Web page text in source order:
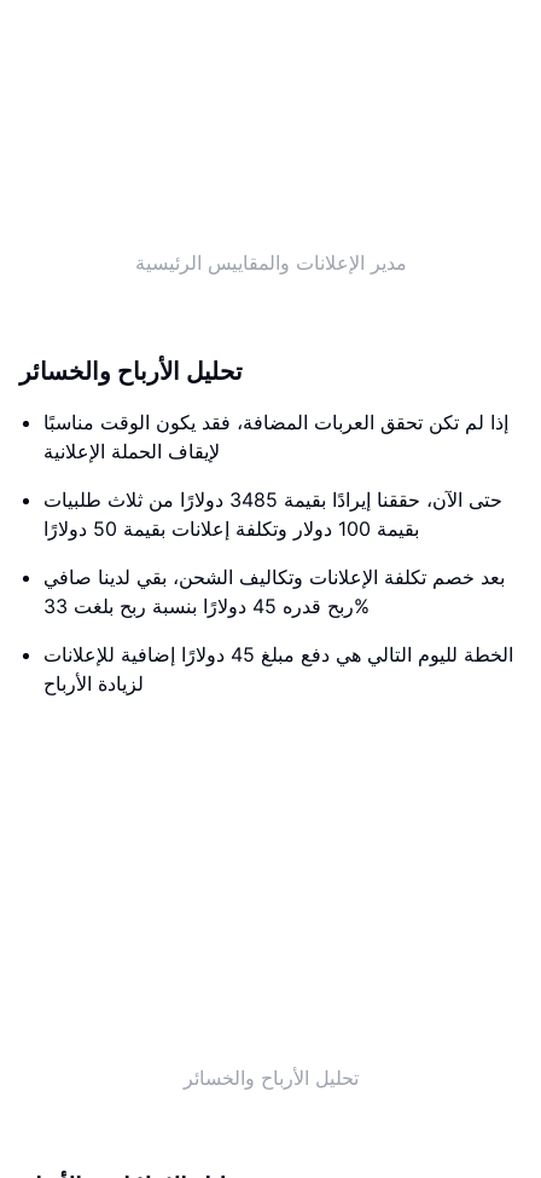
مدير الإعلانات والمقاييس الرئيسية
تحليل الأرباح والخسائر
إذا لم تكن تحقق العربات المضافة، فقد يكون الوقت مناسبًا
لإيقاف الحملة الإعلانية
حتى الآن، حققنا إيرادًا بقيمة 3485 دولارًا من ثلاث طلبيات
بقيمة 100 دولار وتكلفة إعلانات بقيمة 50 دولارًا
بعد خصم تكلفة الإعلانات وتكاليف الشحن، بقي لدينا صافي
ربح قدره 45 دولارًا بنسبة ربح بلغت 33%
الخطة لليوم التالي هي دفع مبلغ 45 دولارًا إضافية للإعلانات
لزيادة الأرباح
تحليل الأرباح والخسائر